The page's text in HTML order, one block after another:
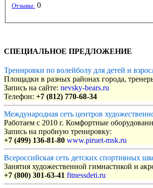
Отзывы: 0
СПЕЦИАЛЬНОЕ ПРЕДЛОЖЕНИЕ
Тренировки по волейболу для детей и
Площадки в разных районах города,
Запись на сайте: nevsky-bears.ru
Телефон: +7 (812) 770-68-34
Международная сеть центров
Работаем с 2010 г. Комфортные
Запись на пробную тренировку:
+7 (499) 136-81-80 www.piruet-msk.ru
Всероссийская сеть детских спортивных
Занятия художественной гимнастикой и
+7 (800) 301-63-41 fitnessdeti.ru